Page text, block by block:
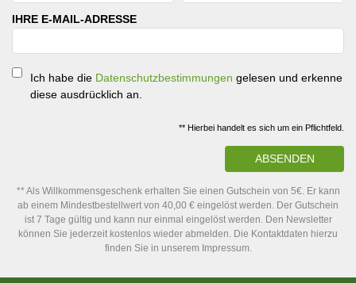
IHRE E-MAIL-ADRESSE
Ich habe die Datenschutzbestimmungen gelesen und erkenne
diese ausdrücklich an.
** Hierbei handelt es sich um ein Pflichtfeld.
ABSENDEN
** Als Willkommensgeschenk erhalten Sie einen Gutschein von 5€. Er kann
ab einem Mindestbestellwert von 40,00 € eingelöst werden. Der Gutschein
ist 7 Tage gültig und kann nur einmal eingelöst werden. Den Newsletter
können Sie jederzeit kostenlos wieder abmelden. Die Kontaktdaten hierzu
finden Sie in unserem Impressum.